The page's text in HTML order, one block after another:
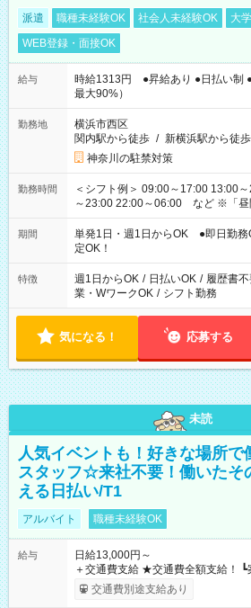
派遣 職種未経験OK 社会人未経験OK 大
WEB登録・面接OK
給与
時給1313円 ●昇給あり ●日払い制
最大90%）
勤務地
横浜市西区
関内駅から徒歩 / 新横浜駅から徒歩
神奈川の駐禁対策
勤務時間
＜シフト例＞ 09:00～17:00 13:00
～23:00 22:00～06:00 など ※「昼間だけ」「夜勤だけ」など
の希望OK
期間
単発1日・週1日からOK ●即日勤
定OK！
特徴 週1日からOK / 日払いOK / 履歴書
業・WワークOK / シフト勤務
気になる！ 応募する
未読
人気イベントも！好きな場所で
スタッフ☆来社不要！働いたそ
える日払い/T1
アルバイト 職種未経験OK
給与
日給13,000円～
＋交通費支給 ★交通費全額支給！ ┗案件により規定あり ★日払
いOK！（規定あり） ┗働いたその
ンビニATMから 日払い分を引き落とせます！ 【
交通費別途支給あり